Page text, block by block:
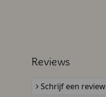
Reviews
Schrijf een review